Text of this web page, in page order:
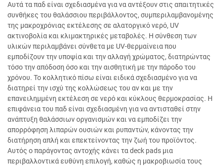
Αυτά τα παδ είναι σχεδιασμένα για να αντέξουν στις απαιτητικές
συνθήκες του θαλάσσιου περιβάλλοντος, συμπεριλαμβανομένης
της μακροχρόνιας εκτέλεσης σε αλατοργικό νερό, UV
ακτινοβολία και κλιμακτηρικές μεταβολές. Η σύνθεση των
υλικών περιλαμβάνει σύνθετα με UV-θερμαίνεια που
εμποδίζουν την υποψία και την αλλαγή χρώματος, διατηρώντας
τόσο την απόδοση όσο και την αισθητική με την πάροδο του
χρόνου. Το κολλητικό πίσω είναι ειδικά σχεδιασμένο για να
διατηρεί την ισχύ της κολλώσεως του αν και με την
επανειλημμένη εκτέλεση σε νερό και κύκλους θερμοκρασίας. Η
επιφάνεια του παδ είναι σχεδιασμένη για να αντισταθεί στην
ανάπτυξη θαλάσσιων οργανισμών και να εμποδίζει την
απορρόφηση λιπαρών ουσιών και ρυπαντών, κάνοντας την
διατήρηση απλή και επεκτείνοντας την ζωή του προϊόντος.
Αυτός ο παράγοντας αντοχής κάνει τα deck pads μια
περιβαλλοντικά ευθύνη επιλογή, καθώς η μακροβιωσία τους